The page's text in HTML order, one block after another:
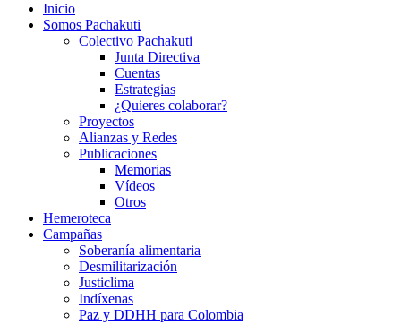
Inicio
Somos Pachakuti
Colectivo Pachakuti
Junta Directiva
Cuentas
Estrategias
¿Quieres colaborar?
Proyectos
Alianzas y Redes
Publicaciones
Memorias
Vídeos
Otros
Hemeroteca
Campañas
Soberanía alimentaria
Desmilitarización
Justiclima
Indíxenas
Paz y DDHH para Colombia